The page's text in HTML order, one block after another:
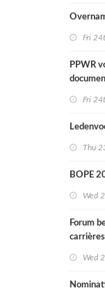
Fri
PPWR
Fri
Thu
BOPE
Wed
Forum
Wed